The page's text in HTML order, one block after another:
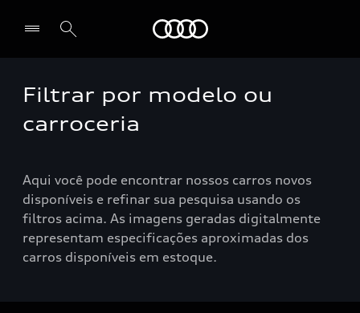
Selecionar o revendedor
Filtrar por modelo ou
carroceria
Aqui você pode encontrar nossos carros novos
disponíveis e refinar sua pesquisa usando os
filtros acima. As imagens geradas digitalmente
representam especificações aproximadas dos
carros disponíveis em estoque.